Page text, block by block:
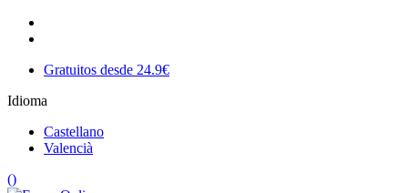
Gratuitos desde 24.9€
Idioma
Castellano
Valencià
()